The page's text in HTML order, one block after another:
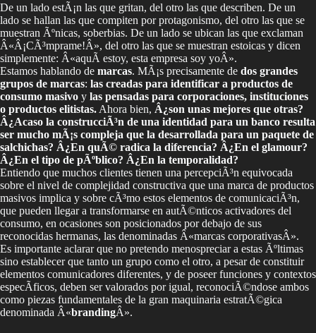
De un lado estÃ¡n las que gritan, del otro las que describen. De un
lado se hallan las que compiten por protagonismo, del otro las que se
muestran Ãºnicas, soberbias. De un lado se ubican las que exclaman
Â«Â¡CÃ³mprame!Â», del otro las que se muestran estoicas y dicen
simplemente: Â«aquÃ­ estoy, esta empresa soy yoÂ».
Estamos hablando de marcas. MÃ¡s precisamente de dos grandes
grupos de marcas: las creadas para identificar a productos de
consumo masivo y las pensadas para corporaciones, instituciones
o productos elitistas. Ahora bien, Â¿son unas mejores que otras?
Â¿Acaso la construcciÃ³n de una identidad para un banco resulta
ser mucho mÃ¡s compleja que la desarrollada para un paquete de
salchichas? Â¿En quÃ© radica la diferencia? Â¿En el glamour?
Â¿En el tipo de pÃºblico? Â¿En la temporalidad?
Entiendo que muchos clientes tienen una percepciÃ³n equivocada
sobre el nivel de complejidad constructiva que una marca de productos
masivos implica y sobre cÃ³mo estos elementos de comunicaciÃ³n,
que pueden llegar a transformarse en autÃ©nticos activadores del
consumo, en ocasiones son posicionados por debajo de sus
reconocidas hermanas, las denominadas Â«marcas corporativasÂ».
Es importante aclarar que no pretendo menospreciar a estas Ãºltimas
sino establecer que tanto un grupo como el otro, a pesar de constituir
elementos comunicadores diferentes, y de poseer funciones y contextos
especÃ­ficos, deben ser valorados por igual, reconociÃ©ndose ambos
como piezas fundamentales de la gran maquinaria estratÃ©gica
denominada Â«brandingÂ».